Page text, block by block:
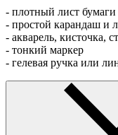
- плотный лист
- простой карандаш и
- акварель, кисточка,
- тонкий маркер
- гелевая ручка или